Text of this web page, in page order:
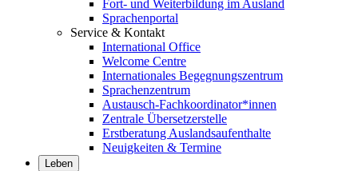
Fort- und Weiterbildung im Ausland
Sprachenportal
Service & Kontakt
International Office
Welcome Centre
Internationales Begegnungszentrum
Sprachenzentrum
Austausch-Fachkoordinator*innen
Zentrale Übersetzerstelle
Erstberatung Auslandsaufenthalte
Neuigkeiten & Termine
Leben